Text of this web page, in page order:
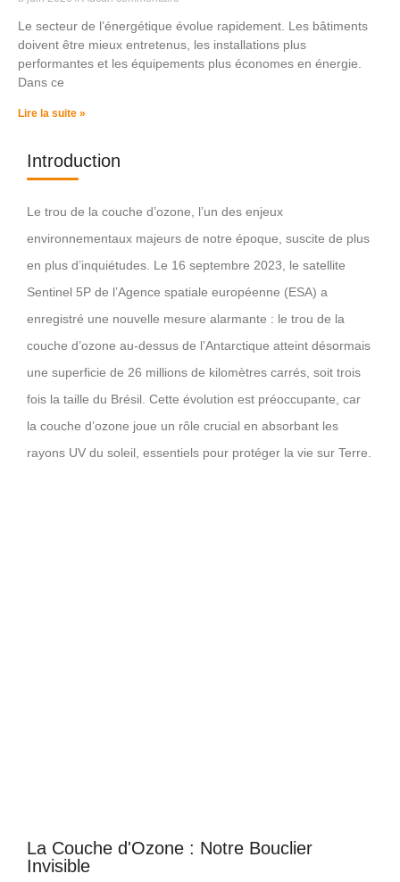
Le secteur de l’énergétique évolue rapidement. Les bâtiments
doivent être mieux entretenus, les installations plus
performantes et les équipements plus économes en énergie.
Dans ce
Lire la suite »
Introduction
Le trou de la couche d’ozone, l’un des enjeux
environnementaux majeurs de notre époque, suscite de plus
en plus d’inquiétudes. Le 16 septembre 2023, le satellite
Sentinel 5P de l’Agence spatiale européenne (ESA) a
enregistré une nouvelle mesure alarmante : le trou de la
couche d’ozone au-dessus de l’Antarctique atteint désormais
une superficie de 26 millions de kilomètres carrés, soit trois
fois la taille du Brésil. Cette évolution est préoccupante, car
la couche d’ozone joue un rôle crucial en absorbant les
rayons UV du soleil, essentiels pour protéger la vie sur Terre.
La Couche d'Ozone : Notre Bouclier
Invisible